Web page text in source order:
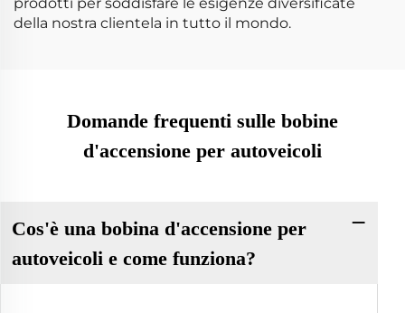
della nostra clientela in tutto il mondo.
Domande frequenti sulle bobine
d'accensione per autoveicoli
Cos'è una bobina d'accensione per
autoveicoli e come funziona?